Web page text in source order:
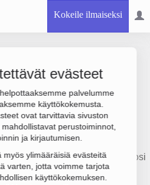
Kokeile ilmaiseksi
evästeet
palvelumme
käyttökokemusta.
ovat tarvittavia sivuston
perustoiminnot,
ja kirjautumisen.
myös ylimääräisiä evästeitä
varten, jotta voimme tarjota
käyttökokemuksen.
Oy
liiketulos on 88 000 €. Sen
tavarankuljetus, perustamisvuosi
yhtiömuoto Osakeyhtiö (OY).